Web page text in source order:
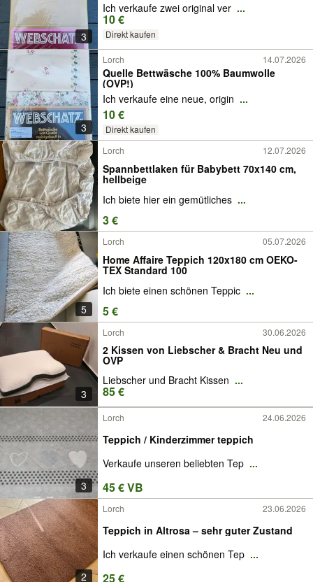
3
Ich verkaufe zwei original ver ...
10 €
Direkt kaufen
3
Lorch 14.07.2026
Quelle Bettwäsche 100% Baumwolle
(OVP!)
Ich verkaufe eine neue, origin ...
10 €
Direkt kaufen
Lorch
12.07.2026
Spannbettlaken für Babybett 70x140 cm,
hellbeige
Ich biete hier ein gemütliches ...
3 €
5
Lorch 05.07.2026
Home Affaire Teppich 120x180 cm OEKO-
TEX Standard 100
Ich biete einen schönen Teppic ...
5 €
3
Lorch 30.06.2026
2 Kissen von Liebscher & Bracht Neu und
OVP
Liebscher und Bracht Kissen ...
85 €
3
Lorch 24.06.2026
Teppich / Kinderzimmer teppich
Verkaufe unseren beliebten Tep ...
45 € VB
2
Lorch 23.06.2026
Teppich in Altrosa – sehr guter Zustand
Ich verkaufe einen schönen Tep ...
25 €